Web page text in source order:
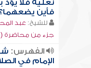
نعليه فلا يؤذ
فأين
للشيخ: عبد
جزء من محاضرة (
الفهرس:
الإمام في